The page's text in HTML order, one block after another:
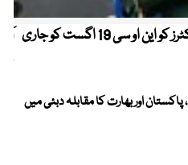
کیریبین پریمیئر لیگ ، قومی کرکٹرز کو این او سی 19 اگست کو جاری
ویمنز ایشیا کپ 2026، پاکستان اور بھارت کا مقابلہ دبئی میں